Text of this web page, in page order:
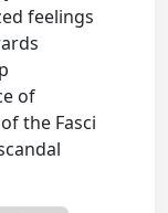
feelings
of
the Fasci